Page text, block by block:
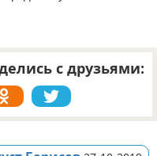
с друзьями: